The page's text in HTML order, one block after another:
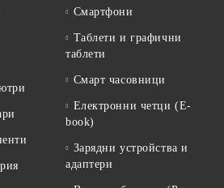
Смартфони
Таблети и графични
таблети
Смарт часовници
Електронни четци (E-
book)
Зарядни устройства и
адаптери